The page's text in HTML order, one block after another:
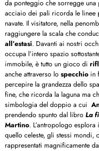
da ponteggio che sorregge una
acciaio dei pali ricorda le linee
navate. Il visitatore, nella
raggiungere la scala che
all’estasi. Davanti ai nostri
occupa l’intero spazio
immobile, è tutto un gioco di
anche attraverso lo specchio in
percepire la grandezza dello
fine, che ricorda la laguna ma
simbologia del doppio a cui
prendendo spunto dal libro La
Martino. L’antropologo esplora
quello celeste, gli stessi mondi,
rappresentati magnificamente